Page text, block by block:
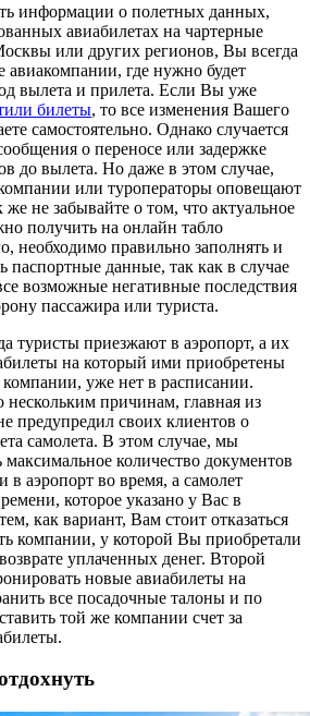
информации о полетных данных,
авиабилетах на чартерные
или других регионов, Вы всегда
авиакомпании, где нужно будет
вылета и прилета. Если Вы уже
билеты, то все изменения Вашего
самостоятельно. Однако случается
о переносе или задержке
до вылета. Но даже в этом случае,
или туроператоры оповещают
не забывайте о том, что актуальное
получить на онлайн табло
необходимо правильно заполнять и
паспортные данные, так как в случае
возможные негативные последствия
пассажира или туриста.
туристы приезжают в аэропорт, а их
на который ими приобретены
уже нет в расписании.
нескольким причинам, главная из
предупредил своих клиентов о
самолета. В этом случае, мы
количество документов
аэропорт во время, а самолет
которое указано у Вас в
как вариант, Вам стоит отказаться
компании, у которой Вы приобретали
уплаченных денег. Второй
новые авиабилеты на
все посадочные талоны и по
той же компании счет за